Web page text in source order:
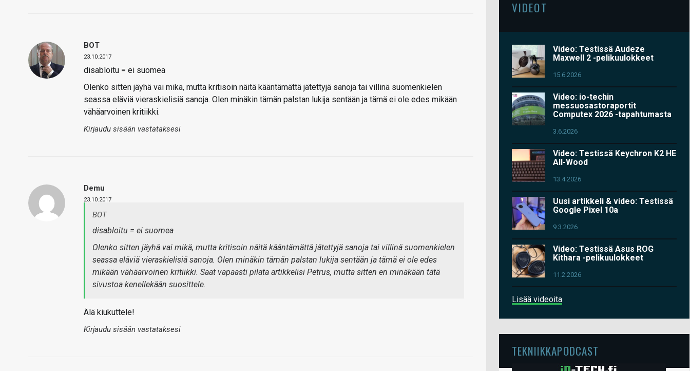
BOT
23.10.2017
disabloitu = ei suomea
Olenko sitten jäyhä vai mikä, mutta kritisoin näitä kääntämättä jätettyjä sanoja tai villinä suomenkielen
seassa eläviä vieraskielisiä sanoja. Olen minäkin tämän palstan lukija sentään ja tämä ei ole edes mikään
vähäarvoinen kritiikki.
Kirjaudu sisään vastataksesi
Demu
23.10.2017
BOT
disabloitu = ei suomea
Olenko sitten jäyhä vai mikä, mutta kritisoin näitä kääntämättä jätettyjä sanoja tai villinä suomenkielen
seassa eläviä vieraskielisiä sanoja. Olen minäkin tämän palstan lukija sentään ja tämä ei ole edes
mikään vähäarvoinen kritiikki. Saat vapaasti pilata artikkelisi Petrus, mutta sitten en minäkään tätä
sivustoa kenellekään suosittele.
Älä kiukuttele!
Kirjaudu sisään vastataksesi
VIDEOT
Video: Testissä Audeze
Maxwell 2 -pelikuulokkeet
15.6.2026
Video: io-techin
messuosastoraportit
Computex 2026 -tapahtumasta
3.6.2026
Video: Testissä Keychron K2 HE
All-Wood
13.4.2026
Uusi artikkeli & video: Testissä
Google Pixel 10a
9.3.2026
Video: Testissä Asus ROG
Kithara -pelikuulokkeet
11.2.2026
Lisää videoita
TEKNIIKKAPODCAST